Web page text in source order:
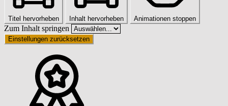
Titel hervorheben Inhalt hervorheben Animationen stoppen
Zum Inhalt springen
Einstellungen zurücksetzen